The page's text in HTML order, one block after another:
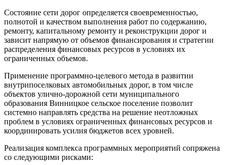
Состояние сети дорог определяется своевременностью,
полнотой и качеством выполнения работ по содержанию,
ремонту, капитальному ремонту и реконструкции дорог и
зависит напрямую от объемов финансирования и стратегии
распределения финансовых ресурсов в условиях их
ограниченных объемов.
Применение программно-целевого метода в развитии
внутрипоселковых автомобильных дорог, в том числе
объектов улично-дорожной сети муниципального
образования Винницкое сельское поселение позволит
системно направлять средства на решение неотложных
проблем в условиях ограниченных финансовых ресурсов и
координировать усилия бюджетов всех уровней.
Реализация комплекса программных мероприятий сопряжена
со следующими рисками: